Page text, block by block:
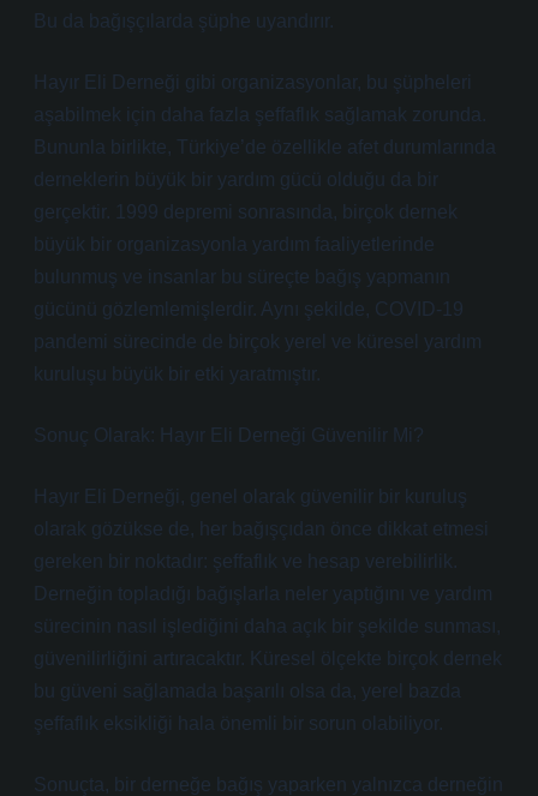
Bu da bağışçılarda şüphe uyandırır.
Hayır Eli Derneği gibi organizasyonlar, bu şüpheleri
aşabilmek için daha fazla şeffaflık sağlamak zorunda.
Bununla birlikte, Türkiye’de özellikle afet durumlarında
derneklerin büyük bir yardım gücü olduğu da bir
gerçektir. 1999 depremi sonrasında, birçok dernek
büyük bir organizasyonla yardım faaliyetlerinde
bulunmuş ve insanlar bu süreçte bağış yapmanın
gücünü gözlemlemişlerdir. Aynı şekilde, COVID-19
pandemi sürecinde de birçok yerel ve küresel yardım
kuruluşu büyük bir etki yaratmıştır.
Sonuç Olarak: Hayır Eli Derneği Güvenilir Mi?
Hayır Eli Derneği, genel olarak güvenilir bir kuruluş
olarak gözükse de, her bağışçıdan önce dikkat etmesi
gereken bir noktadır: şeffaflık ve hesap verebilirlik.
Derneğin topladığı bağışlarla neler yaptığını ve yardım
sürecinin nasıl işlediğini daha açık bir şekilde sunması,
güvenilirliğini artıracaktır. Küresel ölçekte birçok dernek
bu güveni sağlamada başarılı olsa da, yerel bazda
şeffaflık eksikliği hala önemli bir sorun olabiliyor.
Sonuçta, bir derneğe bağış yaparken yalnızca derneğin